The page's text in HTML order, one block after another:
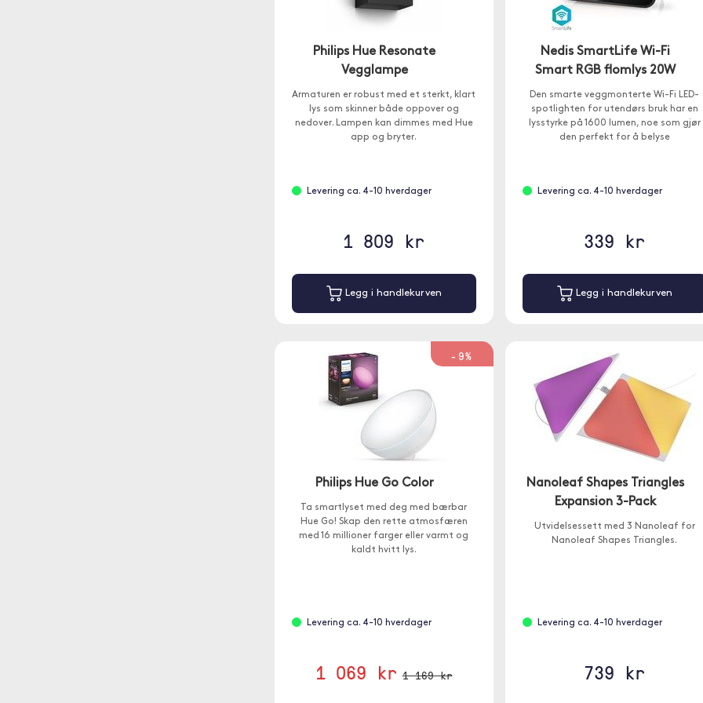
Philips Hue Resonate
Vegglampe
Armaturen er robust med et sterkt, klart
lys som skinner både oppover og
nedover. Lampen kan dimmes med Hue
app og bryter.
Levering ca. 4-10 hverdager
1 809 kr
Legg i handlekurven
Nedis SmartLife Wi-Fi
Smart RGB flomlys 20W
Den smarte veggmonterte Wi-Fi LED-
spotlighten for utendørs bruk har en
lysstyrke på 1600 lumen, noe som gjør
den perfekt for å belyse
Levering ca. 4-10 hverdager
339 kr
Legg i handlekurven
-9%
Philips Hue Go Color
Ta smartlyset med deg med bærbar
Hue Go! Skap den rette atmosfæren
med 16 millioner farger eller varmt og
kaldt hvitt lys.
Levering ca. 4-10 hverdager
1 069 kr 1 169 kr
Nanoleaf Shapes Triangles
Expansion 3-Pack
Utvidelsessett med 3 Nanoleaf for
Nanoleaf Shapes Triangles.
Levering ca. 4-10 hverdager
739 kr